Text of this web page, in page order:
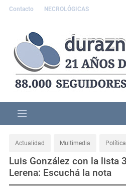
Contacto NECROLÓGICAS
Actualidad Multimedia Política
Luis González con la lista
Lerena: Escuchá la nota